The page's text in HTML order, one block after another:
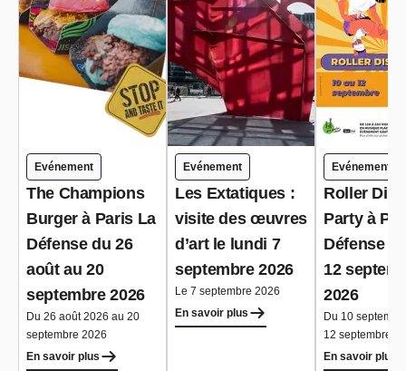
Evénement
The Champions
Burger à Paris La
Défense du 26
août au 20
septembre 2026
Du 26 août 2026 au 20
septembre 2026
En savoir plus
Evénement
Les Extatiques :
visite des œuvres
d’art le lundi 7
septembre 2026
Le 7 septembre 2026
En savoir plus
Evénement
Roller
Party à
Défense
12
2026
Du 10
12 septembre
En savoir plus